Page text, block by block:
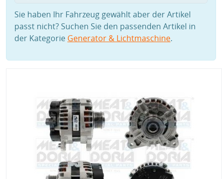
Sie haben Ihr Fahrzeug gewählt aber der Artikel
passt nicht? Suchen Sie den passenden Artikel in
der Kategorie Generator & Lichtmaschine.